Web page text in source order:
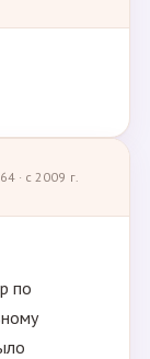
· с 2009 г.
по